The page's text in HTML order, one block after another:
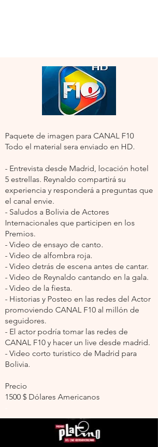
Paquete de imagen para CANAL F10
Todo el material sera enviado en HD.
- Entrevista desde Madrid, locación hotel
5 estrellas. Reynaldo compartirá su
experiencia y responderá a preguntas que
el canal envie.
- Saludos a Bolivia de Actores
Internacionales que participen en los
Premios.
- Video de ensayo de canto.
- Video de alfombra roja.
- Video detrás de escena antes de cantar.
- Video de Reynaldo cantando en la gala.
- Video de la fiesta.
- Historias y Posteo en las redes del Actor
promoviendo CANAL F10 al millón de
seguidores.
- El actor podría tomar las redes de
CANAL F10 y hacer un live desde madrid.
- Video corto turistico de Madrid para
Bolivia.
Precio
1500 $ Dólares Americanos